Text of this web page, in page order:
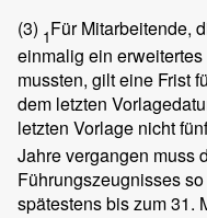
(3) 1Für Mitarbeitende,
einmalig ein
mussten, gilt eine Frist
dem letzten
letzten Vorlage nicht
Jahre vergangen muss
Führungszeugnisses
spätestens bis zum 31.